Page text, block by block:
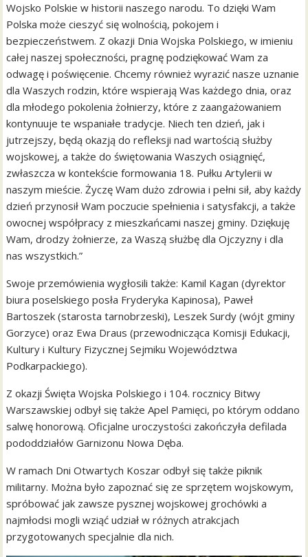
Wojsko Polskie w historii naszego narodu. To dzięki Wam
Polska może cieszyć się wolnością, pokojem i
bezpieczeństwem. Z okazji Dnia Wojska Polskiego, w imieniu
całej naszej społeczności, pragnę podziękować Wam za
odwagę i poświęcenie. Chcemy również wyrazić nasze uznanie
dla Waszych rodzin, które wspierają Was każdego dnia, oraz
dla młodego pokolenia żołnierzy, które z zaangażowaniem
kontynuuje te wspaniałe tradycje. Niech ten dzień, jak i
jutrzejszy, będą okazją do refleksji nad wartością służby
wojskowej, a także do świętowania Waszych osiągnięć,
zwłaszcza w kontekście formowania 18. Pułku Artylerii w
naszym mieście. Życzę Wam dużo zdrowia i pełni sił, aby każdy
dzień przynosił Wam poczucie spełnienia i satysfakcji, a także
owocnej współpracy z mieszkańcami naszej gminy. Dziękuję
Wam, drodzy żołnierze, za Waszą służbę dla Ojczyzny i dla
nas wszystkich.”
Swoje przemówienia wygłosili także: Kamil Kagan (dyrektor
biura poselskiego posła Fryderyka Kapinosa), Paweł
Bartoszek (starosta tarnobrzeski), Leszek Surdy (wójt gminy
Gorzyce) oraz Ewa Draus (przewodnicząca Komisji Edukacji,
Kultury i Kultury Fizycznej Sejmiku Województwa
Podkarpackiego).
Z okazji Święta Wojska Polskiego i 104. rocznicy Bitwy
Warszawskiej odbył się także Apel Pamięci, po którym oddano
salwę honorową. Oficjalne uroczystości zakończyła defilada
pododdziałów Garnizonu Nowa Dęba.
W ramach Dni Otwartych Koszar odbył się także piknik
militarny. Można było zapoznać się ze sprzętem wojskowym,
spróbować jak zawsze pysznej wojskowej grochówki a
najmłodsi mogli wziąć udział w różnych atrakcjach
przygotowanych specjalnie dla nich.